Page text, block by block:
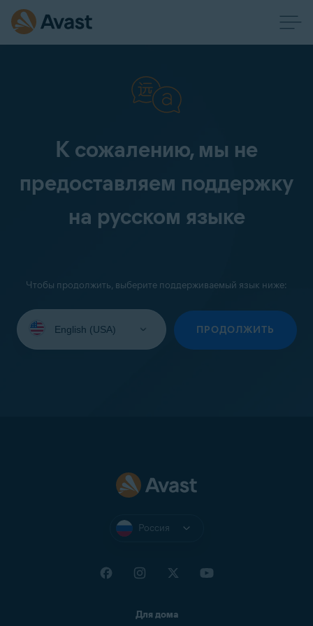
К сожалению, мы не
предоставляем поддержку
на русском языке
Чтобы продолжить, выберите поддерживаемый язык ниже:
язык:
ПРОДОЛЖИТЬ
Россия
Для дома